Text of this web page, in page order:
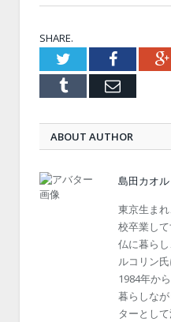
SHARE.
TwitterFacebook
Tumblr Email
ABOUT AUTHOR
島田カオル
東京生ま
校卒業し
仏に暮ら
ルコリン
1984年か
暮らしな
ターとし